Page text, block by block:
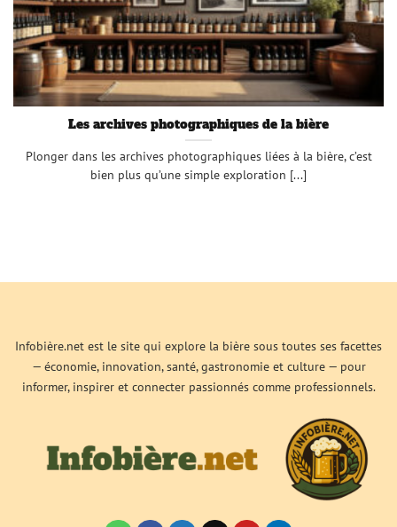
Les archives photographiques de la bière
Plonger dans les archives photographiques liées à la bière, c’est
bien plus qu’une simple exploration [...]
Infobière.net est le site qui explore la bière sous toutes ses facettes
— économie, innovation, santé, gastronomie et culture — pour
informer, inspirer et connecter passionnés comme professionnels.